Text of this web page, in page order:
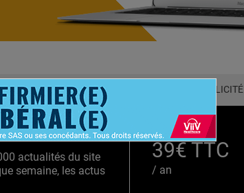
QUI SOMMES-NOUS ? PUBLICITÉ
actualités du site
semaine, les actus
39€ TTC
/ an